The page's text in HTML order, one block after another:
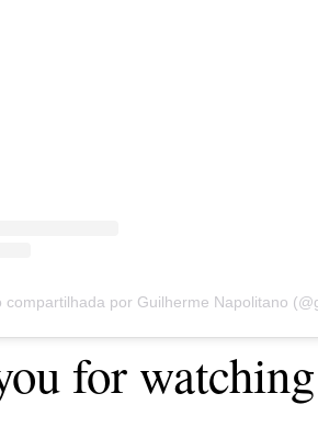
compartilhada por Guilherme Napolitano
for watching